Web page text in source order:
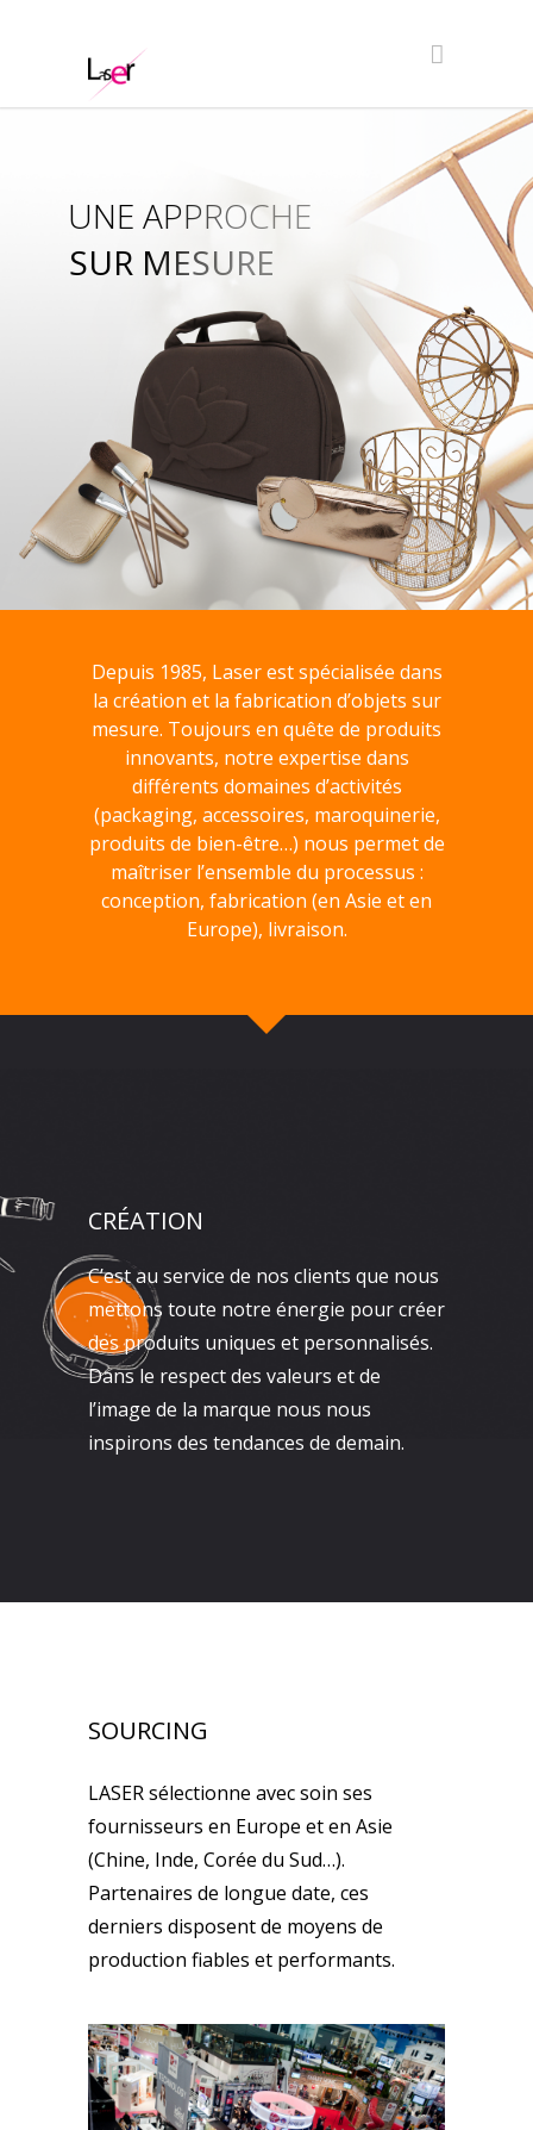
SUR MESURE
UNE APPROCHE
Depuis 1985, Laser est spécialisée dans
la création et la fabrication d’objets sur
mesure. Toujours en quête de produits
innovants, notre expertise dans
différents domaines d’activités
(packaging, accessoires, maroquinerie,
produits de bien-être…) nous permet de
maîtriser l’ensemble du processus :
conception, fabrication (en Asie et en
Europe), livraison.
CRÉATION
C’est au service de nos clients que nous
mettons toute notre énergie pour créer
des produits uniques et personnalisés.
Dans le respect des valeurs et de
l’image de la marque nous nous
inspirons des tendances de demain.
SOURCING
LASER sélectionne avec soin ses
fournisseurs en Europe et en Asie
(Chine, Inde, Corée du Sud…).
Partenaires de longue date, ces
derniers disposent de moyens de
production fiables et performants.